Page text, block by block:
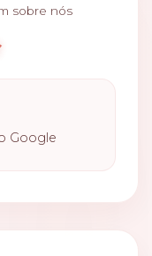
sobre nós
Google